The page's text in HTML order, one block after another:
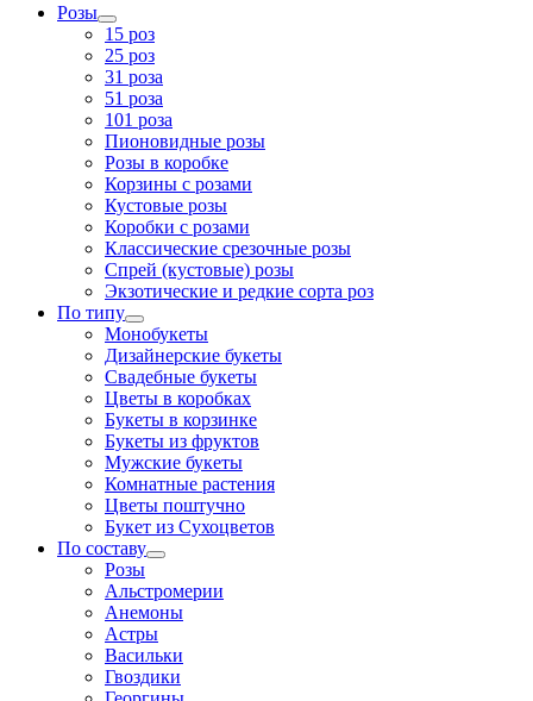
Розы
15 роз
25 роз
31 роза
51 роза
101 роза
Пионовидные розы
Розы в коробке
Корзины с розами
Кустовые розы
Коробки с розами
Классические срезочные розы
Спрей (кустовые) розы
Экзотические и редкие сорта роз
По типу
Монобукеты
Дизайнерские букеты
Свадебные букеты
Цветы в коробках
Букеты в корзинке
Букеты из фруктов
Мужские букеты
Комнатные растения
Цветы поштучно
Букет из Сухоцветов
По составу
Розы
Альстромерии
Анемоны
Астры
Васильки
Гвоздики